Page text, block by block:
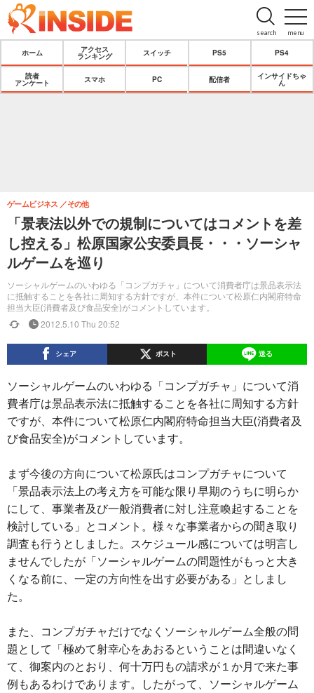
menu
search
ホーム
アクセス
ランキング
スイッチ PS5 PS4
読者
アンケート
スマホ PC 配信者
インサイドちゃ
ん
「景表法以外での規制についてはコメントを差
し控える」松原国家公安委員長・・・ソーシャ
ルゲームを巡り
ソーシャルゲームのいわゆる「コンプガチャ」について消費者庁は景品表示法
に抵触することを各社に周知する方針ですが、本件について松原仁内閣府特命
担当大臣(消費者及び食品安全)がコメントしています。
ゲームビジネス その他
2012.5.10 Thu 20:52
シェア ポスト 送る
ソーシャルゲームのいわゆる「コンプガチャ」について消
費者庁は景品表示法に抵触することを各社に周知する方針
ですが、本件について松原仁内閣府特命担当大臣(消費者及
び食品安全)がコメントしています。
まず今後の方向について松原氏はコンプガチャについて
「景品表示法上の考え方を可能な限り早期のうちに明らか
にして、事業者及び一般消費者に対し注意喚起することを
検討している」とコメント。様々な事業者からの聞き取り
調査も行うとしました。スケジュール感については明言し
ませんでしたが「ソーシャルゲームの問題性がもっと大き
くなる前に、一定の方向性を出す必要がある」としまし
た。
また、コンプガチャだけでなくソーシャルゲーム全般の問
題として「極めて射幸心をあおるということは間違いなく
て、御案内のとおり、何十万円もの請求が１か月で来た事
例もあるわけであります。したがって、ソーシャルゲーム